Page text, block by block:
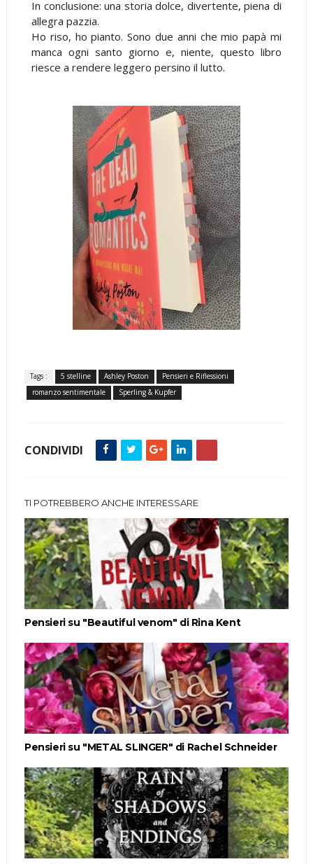
In conclusione: una storia dolce, divertente, piena di
allegra pazzia.
Ho riso, ho pianto. Sono due anni che mio papà mi
manca ogni santo giorno e, niente, questo libro
riesce a rendere leggero persino il lutto.
Tags : 5 stelline Ashley Poston
Pensieri e Riflessioni
romanzo sentimentale
Sperling & Kupfer
CONDIVIDI
TI POTREBBERO ANCHE INTERESSARE
Pensieri su "Beautiful venom" di Rina Kent
Pensieri su "METAL SLINGER" di Rachel Schneider